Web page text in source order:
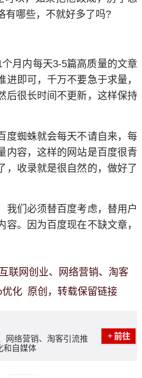
有哪些，不就好多了吗?
月内每天3-5篇高质量的文章
即可，千万不要急于求量，
后很长时间不更新，这样保持
度蜘蛛就会每天不请自来，每
内容，这样的网站是百度很青
，收录就是很自然的，做好了
我们必须替百度考虑，替用户
。因为百度现在不缺文章，
联网创业、网络营销、淘客
优化 原创，转载保留链接
网络营销、淘客引流推
和自媒体
前往